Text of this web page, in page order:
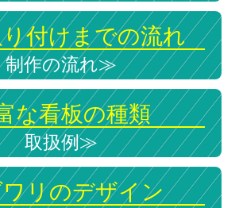
付けまでの流れ
制作の流れ≫︎
な看板の種類
取扱例≫︎
リのデザイン